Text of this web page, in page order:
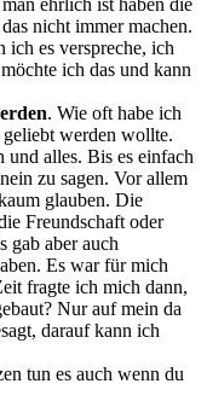
nicht immer machen.
ich es verspreche, ich
ich das und kann
. Wie oft habe ich
werden wollte.
und alles. Bis es einfach
zu sagen. Vor allem
glauben. Die
Freundschaft oder
aber auch
Es war für mich
fragte ich mich dann,
Nur auf mein da
darauf kann ich
tun es auch wenn du